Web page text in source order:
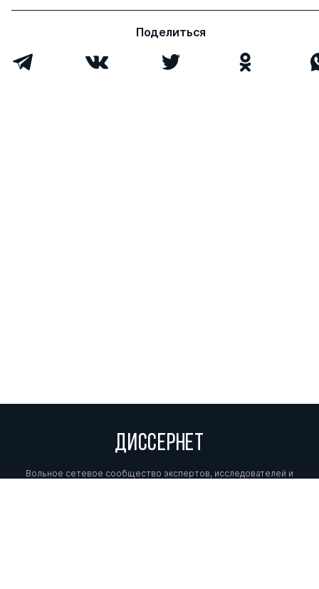
Поделиться
ДИССЕРНЕТ
Вольное сетевое сообщество экспертов, исследователей и